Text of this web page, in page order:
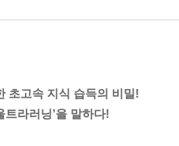
초고속 지식 습득의 비밀!
트라러닝’을 말하다!